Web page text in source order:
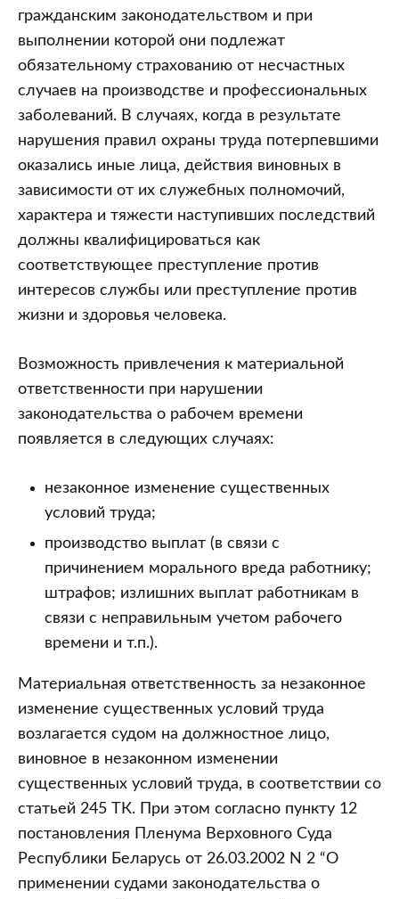
гражданским законодательством и при
выполнении которой они подлежат
обязательному страхованию от несчастных
случаев на производстве и профессиональных
заболеваний. В случаях, когда в результате
нарушения правил охраны труда потерпевшими
оказались иные лица, действия виновных в
зависимости от их служебных полномочий,
характера и тяжести наступивших последствий
должны квалифицироваться как
соответствующее преступление против
интересов службы или преступление против
жизни и здоровья человека.
Возможность привлечения к материальной
ответственности при нарушении
законодательства о рабочем времени
появляется в следующих случаях:
незаконное изменение существенных
условий труда;
производство выплат (в связи с
причинением морального вреда работнику;
штрафов; излишних выплат работникам в
связи с неправильным учетом рабочего
времени и т.п.).
Материальная ответственность за незаконное
изменение существенных условий труда
возлагается судом на должностное лицо,
виновное в незаконном изменении
существенных условий труда, в соответствии со
статьей 245 ТК. При этом согласно пункту 12
постановления Пленума Верховного Суда
Республики Беларусь от 26.03.2002 N 2 “О
применении судами законодательства о